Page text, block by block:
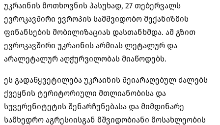
უკრაინის მოთხოვნის პასუხად, 27 თებერვალს
ევროკავშირი ევროპის სამშვიდობო მექანიზმის
ფინანსების მობილიზაციას დასთანხმდა. ამ გზით
ევროკავშირი უკრაინის არმიას ლეტალურ და
არალეტალურ აღჭურვილობას მიაწოდებს.
ეს გადაწყვეტილება უკრაინის შეიარაღებულ ძალებს
ქვეყნის ტერიტორიული მთლიანობისა და
სუვერენიტეტის შენარჩუნებასა და მიმდინარე
სამხედრო აგრესიისგან მშვიდობიანი მოსახლეობის